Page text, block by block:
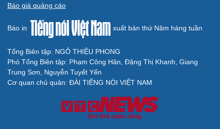
Báo giá quảng cáo
Báo in xuất bản thứ Năm hàng tuần
Tổng Biên tập: NGÔ THIỆU PHONG
Phó Tổng Biên tập: Phạm Công Hân, Đặng Thị Khanh, Giang
Trung Sơn, Nguyễn Tuyết Yến
Cơ quan chủ quản: ĐÀI TIẾNG NÓI VIỆT NAM